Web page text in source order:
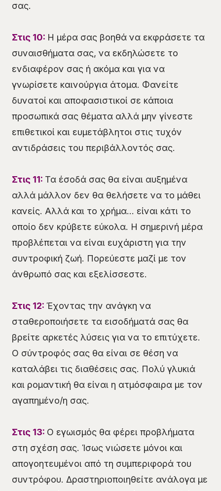
σας.
Στις 10: Η μέρα σας βοηθά να εκφράσετε τα
συναισθήματα σας, να εκδηλώσετε το
ενδιαφέρον σας ή ακόμα και για να
γνωρίσετε καινούργια άτομα. Φανείτε
δυνατοί και αποφασιστικοί σε κάποια
προσωπικά σας θέματα αλλά μην γίνεστε
επιθετικοί και ευμετάβλητοι στις τυχόν
αντιδράσεις του περιβάλλοντός σας.
Στις 11: Τα έσοδά σας θα είναι αυξημένα
αλλά μάλλον δεν θα θελήσετε να το μάθει
κανείς. Αλλά και το χρήμα… είναι κάτι το
οποίο δεν κρύβετε εύκολα. Η σημερινή μέρα
προβλέπεται να είναι ευχάριστη για την
συντροφική ζωή. Πορεύεστε μαζί με τον
άνθρωπό σας και εξελίσσεστε.
Στις 12: Έχοντας την ανάγκη να
σταθεροποιήσετε τα εισοδήματά σας θα
βρείτε αρκετές λύσεις για να το επιτύχετε.
Ο σύντροφός σας θα είναι σε θέση να
καταλάβει τις διαθέσεις σας. Πολύ γλυκιά
και ρομαντική θα είναι η ατμόσφαιρα με τον
αγαπημένο/η σας.
Στις 13: Ο εγωισμός θα φέρει προβλήματα
στη σχέση σας. Ίσως νιώσετε μόνοι και
απογοητευμένοι από τη συμπεριφορά του
συντρόφου. Δραστηριοποιηθείτε ανάλογα με